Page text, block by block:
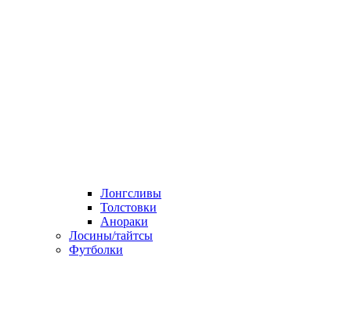
Лонгсливы
Толстовки
Анораки
Лосины/тайтсы
Футболки